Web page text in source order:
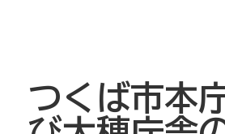
つくば市本